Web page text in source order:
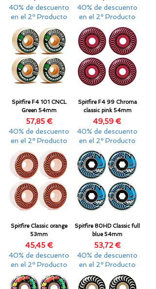
40% de descuento
en el 2º Producto
40% de descuento
en el 2º Producto
Spitfire F4 101 CNCL
Green 54mm
Precio
57,85 €
40% de descuento
en el 2º Producto
Spitfire F4 99 Chroma
classic pink 54mm
Precio
49,59 €
40% de descuento
en el 2º Producto
Spitfire Classic orange
53mm
Precio
45,45 €
40% de descuento
en el 2º Producto
Spitfire 80HD Classic full
blue 54mm
Precio
53,72 €
40% de descuento
en el 2º Producto